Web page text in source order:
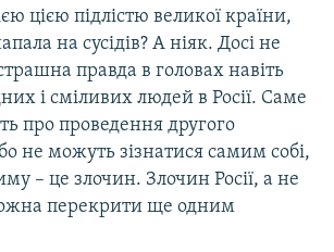
цією підлістю великої країни,
на сусідів? А ніяк. Досі не
правда в головах навіть
і сміливих людей в Росії. Саме
про проведення другого
не можуть зізнатися самим собі,
– це злочин. Злочин Росії, а не
перекрити ще одним